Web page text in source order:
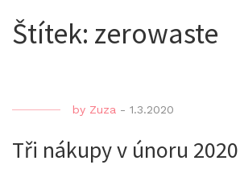
Štítek: zerowaste
by Zuza - 1.3.2020
Tři nákupy v únoru 2020